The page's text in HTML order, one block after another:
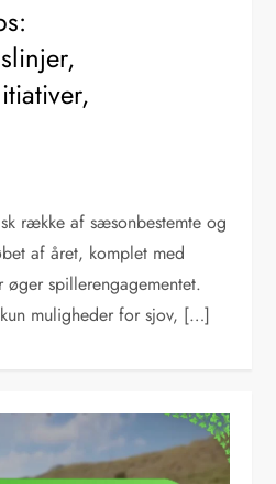
række af sæsonbestemte og
af året, komplet med
spillerengagementet.
muligheder for sjov, […]